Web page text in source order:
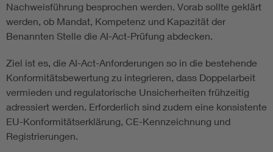
Nachweisführung besprochen werden. Vorab sollte geklärt
werden, ob Mandat, Kompetenz und Kapazität der
Benannten Stelle die AI-Act-Prüfung abdecken.
Ziel ist es, die AI-Act-Anforderungen so in die bestehende
Konformitätsbewertung zu integrieren, dass Doppelarbeit
vermieden und regulatorische Unsicherheiten frühzeitig
adressiert werden. Erforderlich sind zudem eine konsistente
EU-Konformitätserklärung, CE-Kennzeichnung und
Registrierungen.